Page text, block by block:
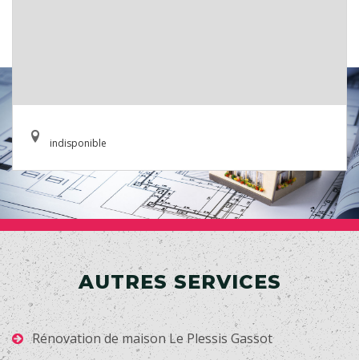
indisponible
AUTRES SERVICES
Rénovation de maison Le Plessis Gassot